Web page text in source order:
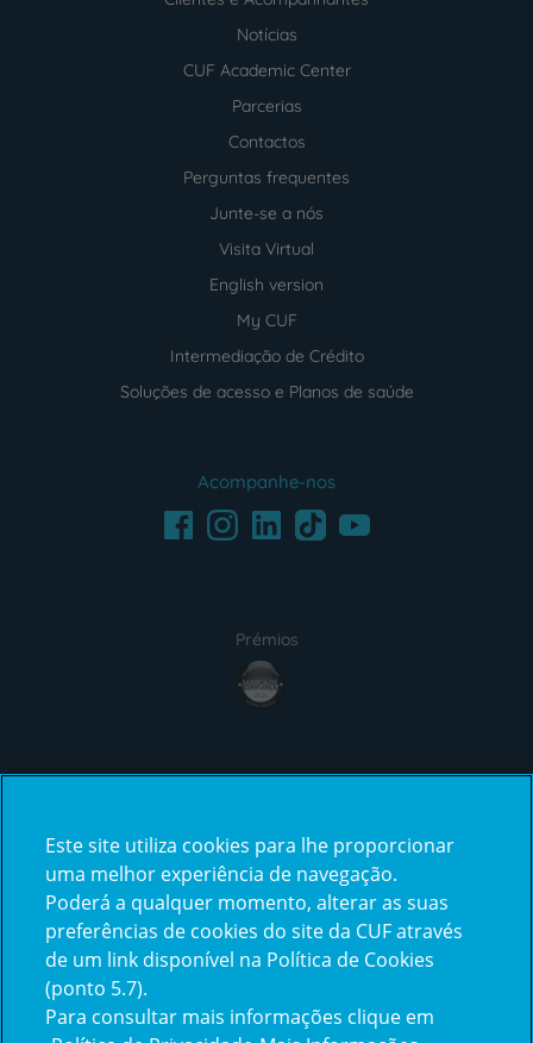
Notícias
CUF Academic Center
Parcerias
Contactos
Perguntas frequentes
Junte-se a nós
Visita Virtual
English version
My CUF
Intermediação de Crédito
Soluções de acesso e Planos de saúde
Acompanhe-nos
FacebookInstagramLinkedInTikTokYoutube
Prémios
award4
certification2certification3
Reclamações
Este site utiliza cookies para lhe proporcionar
uma melhor experiência de navegação.
Poderá a qualquer momento, alterar as suas
preferências de cookies do site da CUF através
de um link disponível na Política de Cookies
(ponto 5.7).
Para consultar mais informações clique em